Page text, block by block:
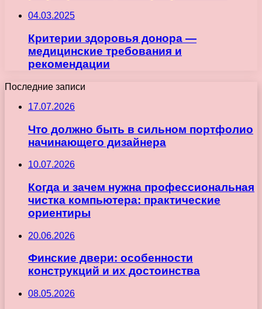
04.03.2025
Критерии здоровья донора —
медицинские требования и
рекомендации
Последние записи
17.07.2026
Что должно быть в сильном портфолио
начинающего дизайнера
10.07.2026
Когда и зачем нужна профессиональная
чистка компьютера: практические
ориентиры
20.06.2026
Финские двери: особенности
конструкций и их достоинства
08.05.2026